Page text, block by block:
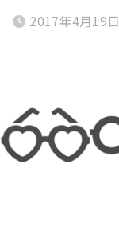
2017年4月19日